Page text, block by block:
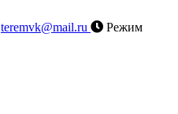
teremvk@mail.ru
Режим